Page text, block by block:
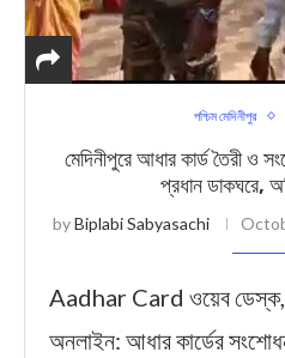
পশ্চিম মেদিনীপুর
মেদিনীপুরে আধার কার্ড তৈরী ও
প্রধান ডাকঘরে,
byBiplabi Sabyasachi
Aadhar Card ওয়েব ডেস্ক,
অনলাইন: আধার কার্ডের